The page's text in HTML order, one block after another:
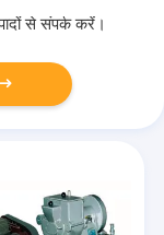
से संपर्क करें।